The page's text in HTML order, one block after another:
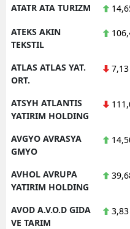
ATATR ATA TURIZM
ATEKS AKIN
TEKSTIL
ATLAS ATLAS YAT.
ORT.
7,13
ATSYH ATLANTIS
YATIRIM HOLDING
AVGYO AVRASYA
GMYO
AVHOL AVRUPA
YATIRIM HOLDING
AVOD A.V.O.D GIDA
VE TARIM
3,83